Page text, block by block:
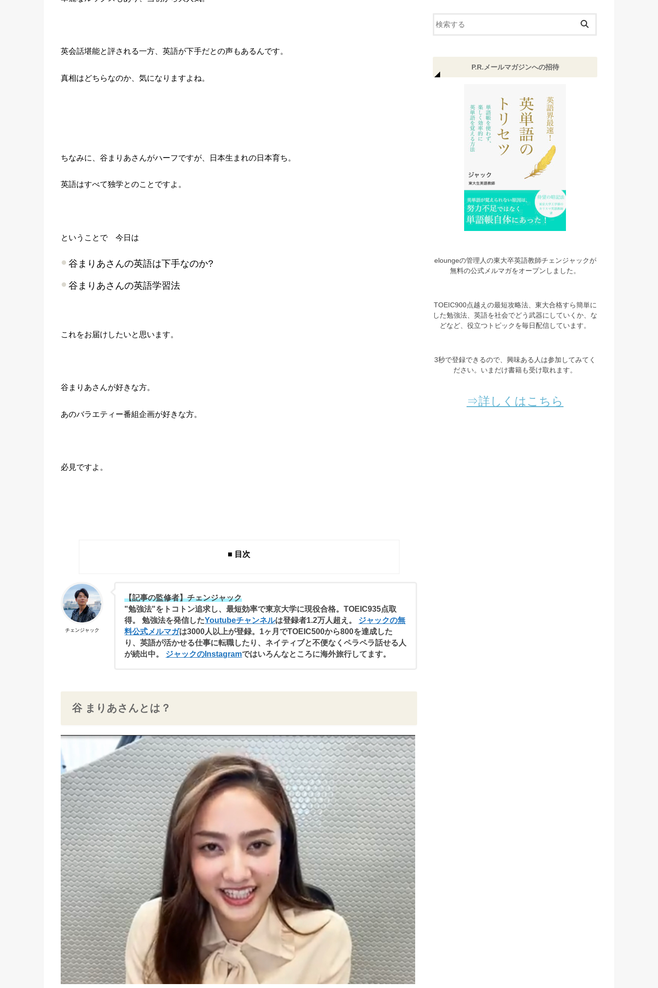
英会話堪能と評される一方、英語が下手だとの声もあるんです。
真相はどちらなのか、気になりますよね。
ちなみに、谷まりあさんがハーフですが、日本生まれの日本育ち。
英語はすべて独学とのことですよ。
ということで 今日は
谷まりあさんの英語は下手なのか?
谷まりあさんの英語学習法
これをお届けしたいと思います。
谷まりあさんが好きな方。
あのバラエティー番組企画が好きな方。
必見ですよ。
■ 目次
チェンジャック
【記事の監修者】チェンジャック
"勉強法"をトコトン追求し、最短効率で東京大学に現役合格。TOEIC935点取
得。 勉強法を発信したYoutubeチャンネルは登録者1.2万人超え。 ジャックの無
料公式メルマガは3000人以上が登録。1ヶ月でTOEIC500から800を達成した
り、英語が活かせる仕事に転職したり、ネイティブと不便なくペラペラ話せる人
が続出中。 ジャックのInstagramではいろんなところに海外旅行してます。
谷 まりあさんとは？
P.R.メールマガジンへの招待
eloungeの管理人の東大卒英語教師チェンジャックが
無料の公式メルマガをオープンしました。
TOEIC900点越えの最短攻略法、東大合格すら簡単に
した勉強法、英語を社会でどう武器にしていくか、な
どなど、役立つトピックを毎日配信しています。
3秒で登録できるので、興味ある人は参加してみてく
ださい。いまだけ書籍も受け取れます。
⇒詳しくはこちら